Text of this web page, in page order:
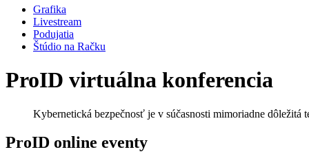
Grafika
Livestream
Podujatia
Štúdio na Račku
ProID virtuálna konferencia
Kybernetická bezpečnosť je v súčasnosti mimoriadne
ProID online eventy